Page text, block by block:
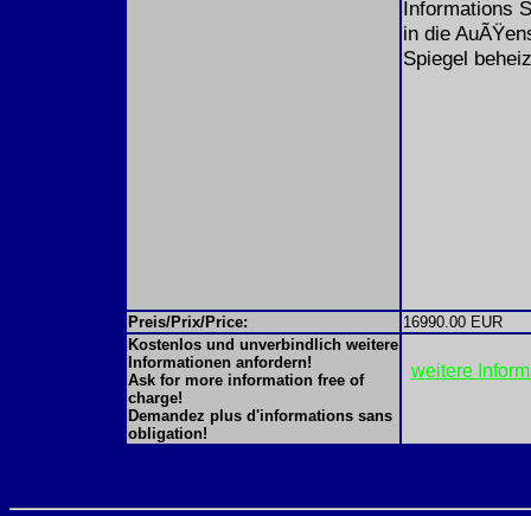
Informations
in die
Spiegel
Preis/Prix/Price:
16990.00 EUR
Kostenlos und unverbindlich weitere
Informationen anfordern!
Ask for more information free of
charge!
Demandez plus d'informations sans
obligation!
weitere